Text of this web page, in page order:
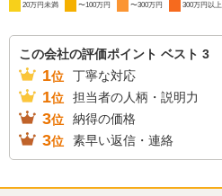
20万円未満 〜100万円 〜300万円 300万円以上
この会社の評価ポイント ベスト 3
1位 丁寧な対応
1位 担当者の人柄・説明力
3位 納得の価格
3位 素早い返信・連絡